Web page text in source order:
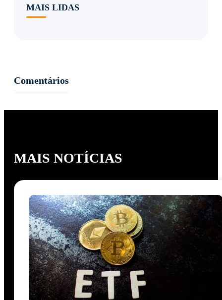
MAIS LIDAS
Comentários
MAIS NOTÍCIAS